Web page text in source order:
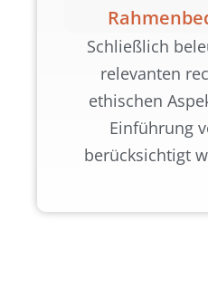
Schließlich
relevanten
ethischen
Einführung
berücksichtigt